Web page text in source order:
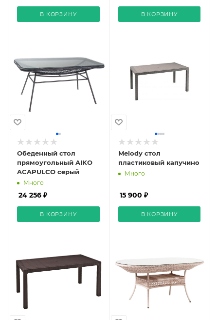
В КОРЗИНУ В КОРЗИНУ
Обеденный стол
прямоугольный AIKO
ACAPULCO серый
Много
24 256 ₽
В КОРЗИНУ
Melody стол
пластиковый капучино
Много
15 900 ₽
В КОРЗИНУ